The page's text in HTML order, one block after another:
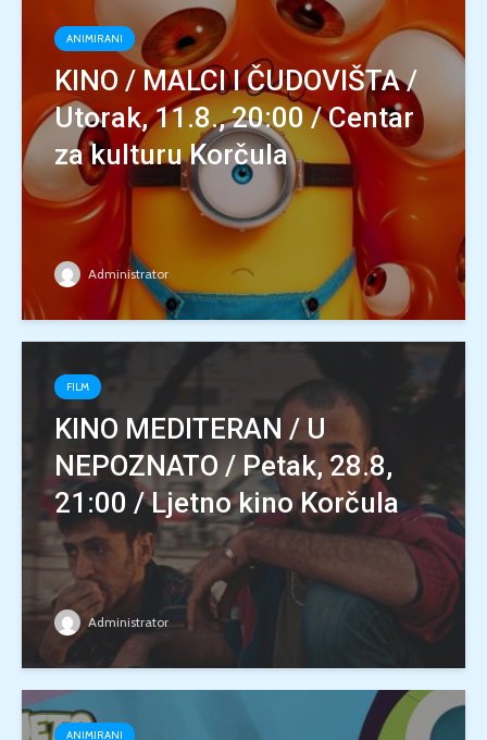
ANIMIRANI
KINO / MALCI I ČUDOVIŠTA /
Utorak, 11.8., 20:00 / Centar
za kulturu Korčula
Administrator
FILM
KINO MEDITERAN / U
NEPOZNATO / Petak, 28.8,
21:00 / Ljetno kino Korčula
Administrator
ANIMIRANI